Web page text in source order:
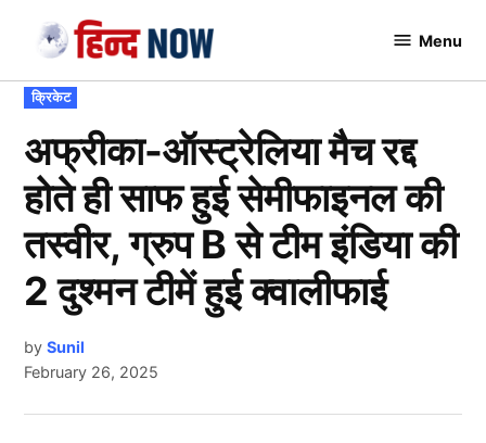
content
Menu
POSTED
IN
क्रिकेट
अफ्रीका-ऑस्ट्रेलिया मैच रद्द
होते ही साफ हुई सेमीफाइनल की
तस्वीर, ग्रुप B से टीम इंडिया की
2 दुश्मन टीमें हुई क्वालीफाई
by Sunil
February 26, 2025